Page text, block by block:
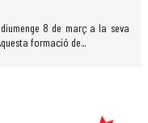
8 de març a la seva
formació de...